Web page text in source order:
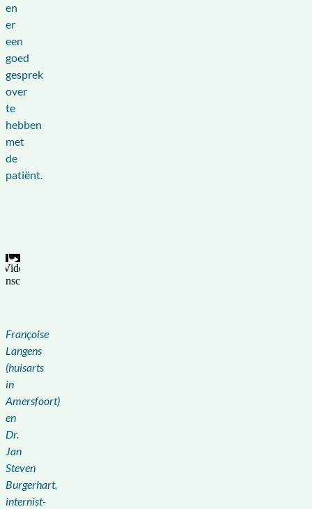
en
er
een
goed
gesprek
over
te
hebben
met
de
patiënt.
Françoise
Langens
(huisarts
in
Amersfoort)
en
Dr.
Jan
Steven
Burgerhart,
internist-